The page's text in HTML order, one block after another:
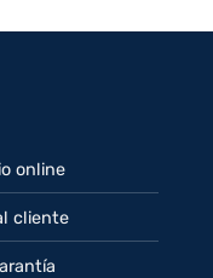
online
cliente